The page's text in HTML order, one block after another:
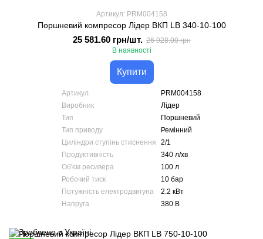
Артикул: PRM004158
Поршневий компресор Лідер ВКП LB 340-10-100
25 581.60 грн/шт. 26 928.00 грн
В наявності
Купити
Артикул
PRM004158
Виробник
Лідер
Тип
Поршневий
Тип приводу
Ремінний
Циліндри ступінь стиснення
2/1
Продуктивність
340 л/хв
Об'єм ресивера
100 л
Робочий тиск
10 бар
Потужність електродвигуна
2.2 кВт
Напруга
380 В